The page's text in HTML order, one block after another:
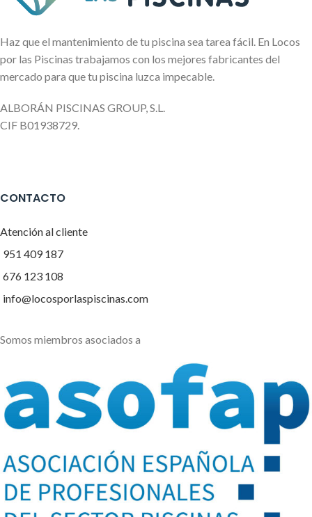
Haz que el mantenimiento de tu piscina sea tarea fácil. En Locos
por las Piscinas trabajamos con los mejores fabricantes del
mercado para que tu piscina luzca impecable.
ALBORÁN PISCINAS GROUP, S.L.
CIF B01938729.
CONTACTO
Atención al cliente
951 409 187
676 123 108
info@locosporlaspiscinas.com
Somos miembros asociados a